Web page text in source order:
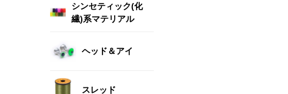
シンセティック(化
繊)系マテリアル
ヘッド＆アイ
スレッド